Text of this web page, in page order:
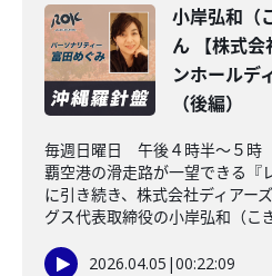
小岸弘和（
ん 【株式会
ンホールデ
（後編）
毎週日曜日 午後４時半～５時
覇空港の滑走路が一望できる『
に引き続き、株式会社ディアー
グス代表取締役の小岸弘和（こ
2026.04.05 |00:22:09